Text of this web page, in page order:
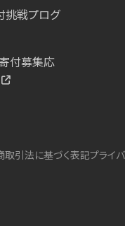
挑戦プログ
付募集応
取引法に基づく表記プライ